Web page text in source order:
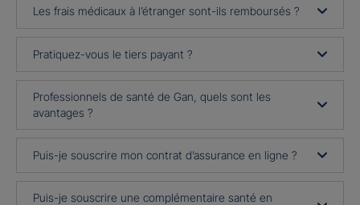
Les frais médicaux à l’étranger sont-ils remboursés ?
Pratiquez-vous le tiers payant ?
Professionnels de santé de Gan, quels sont les
avantages ?
Puis-je souscrire mon contrat d’assurance en ligne ?
Puis-je souscrire une complémentaire santé en